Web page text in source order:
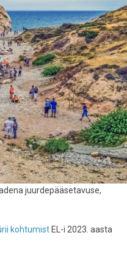
juurdepääsetavuse,
kohtumist EL-i 2023. aasta